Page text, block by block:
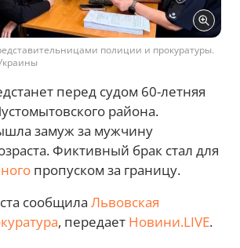
полиции и прокуратуры.
перед судом 60-летняя
района.
замуж за мужчину
Фиктивный брак стал для
пропуском за границу.
сообщила Львовская
, передает Новини.LIVE.